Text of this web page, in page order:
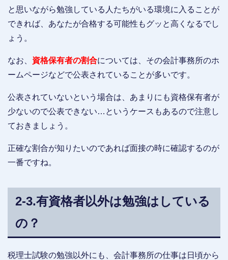
と思いながら勉強している人たちがいる環境に入ることが
できれば、あなたが合格する可能性もグッと高くなるでし
ょう。
なお、 資格保有者の割合については、その会計事務所のホ
ームページなどで公表されていることが多いです。
公表されていないという場合は、あまりにも資格保有者が
少ないので公表できない…というケースもあるので注意し
ておきましょう。
正確な割合が知りたいのであれば面接の時に確認するのが
一番ですね。
2-3.有資格者以外は勉強はしている
の？
税理士試験の勉強以外にも、会計事務所の仕事は日頃から